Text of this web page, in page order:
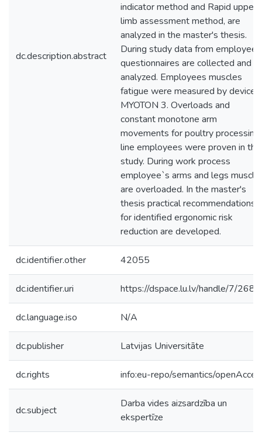
dc.description.abstract
indicator method and Rapid upper
limb assessment method, are
analyzed in the master's thesis.
During study data from employee
questionnaires are collected and
analyzed. Employees muscles
fatigue were measured by device
MYOTON 3. Overloads and
constant monotone arm
movements for poultry processing
line employees were proven in the
study. During work process
employee`s arms and legs
are overloaded. In the master's
thesis practical recommendations
for identified ergonomic risk
reduction are developed.
dc.identifier.other 42055
dc.identifier.uri https://dspace.lu.lv/handle/7/
dc.language.iso N/A
dc.publisher Latvijas Universitāte
dc.rights info:eu-repo/semantics/
dc.subject
Darba vides aizsardzība un
ekspertīze